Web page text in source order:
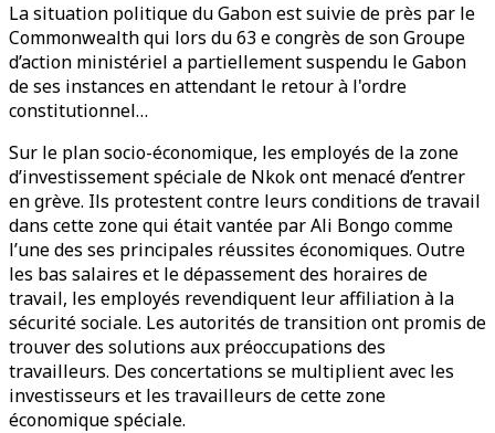
La situation politique du Gabon est suivie de près par le
Commonwealth qui lors du 63 e congrès de son Groupe
d’action ministériel a partiellement suspendu le Gabon
de ses instances en attendant le retour à l'ordre
constitutionnel…
Sur le plan socio-économique, les employés de la zone
d’investissement spéciale de Nkok ont menacé d’entrer
en grève. Ils protestent contre leurs conditions de travail
dans cette zone qui était vantée par Ali Bongo comme
l’une des ses principales réussites économiques. Outre
les bas salaires et le dépassement des horaires de
travail, les employés revendiquent leur affiliation à la
sécurité sociale. Les autorités de transition ont promis de
trouver des solutions aux préoccupations des
travailleurs. Des concertations se multiplient avec les
investisseurs et les travailleurs de cette zone
économique spéciale.